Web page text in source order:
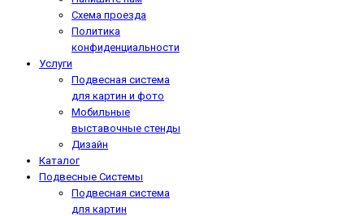
Схема проезда
Политика
конфиденциальности
Услуги
Подвесная система
для картин и фото
Мобильные
выставочные стенды
Дизайн
Каталог
Подвесные Системы
Подвесная система
для картин